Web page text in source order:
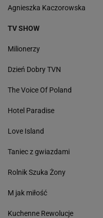
Agnieszka Kaczorowska
TV SHOW
Milionerzy
Dzień Dobry TVN
The Voice Of Poland
Hotel Paradise
Love Island
Taniec z gwiazdami
Rolnik Szuka Żony
M jak miłość
Kuchenne Rewolucje